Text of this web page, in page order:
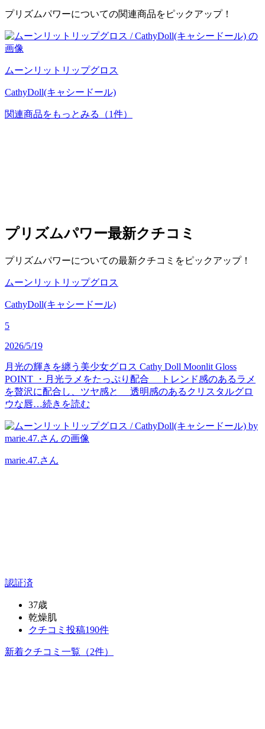
プリズムパワーについての関連商品をピックアップ！
ムーンリットリップグロス
CathyDoll(キャシードール)
関連商品をもっとみる （1件）
プリズムパワー最新クチコミ
プリズムパワーについての最新クチコミをピックアップ！
ムーンリットリップグロス
CathyDoll(キャシードール)
5
2026/5/19
月光の輝きを纏う美少女グロス Cathy Doll Moonlit Gloss
POINT ・月光ラメをたっぷり配合 トレンド感のあるラメ
を贅沢に配合し、ツヤ感と 透明感のあるクリスタルグロ
ウな唇…続きを読む
marie.47.さん
認証済
37歳
乾燥肌
クチコミ投稿190件
新着クチコミ一覧 （2件）